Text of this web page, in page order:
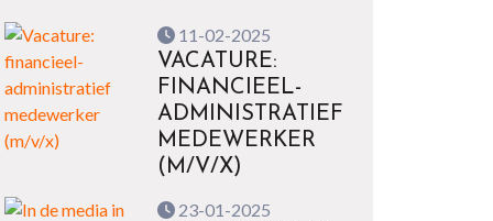
11-02-2025
VACATURE:
FINANCIEEL-
ADMINISTRATIEF
MEDEWERKER
(M/V/X)
23-01-2025